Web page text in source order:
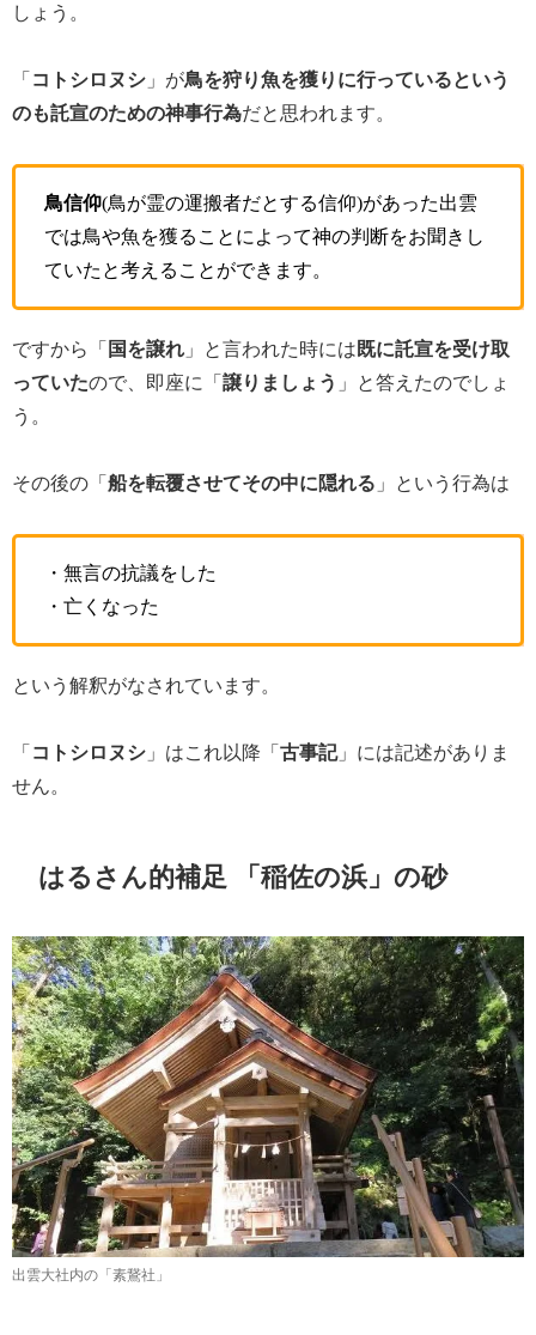
しょう。
「 コトシロヌシ 」が鳥を狩り魚を獲りに行っているという
のも託宣のための神事行為だと思われます。
鳥信仰(鳥が霊の運搬者だとする信仰)があった出雲
では鳥や魚を獲ることによって神の判断をお聞きし
ていたと考えることができます。
ですから「 国を譲れ 」と言われた時には 既に託宣を受け取
っていたので、即座に「 譲りましょう 」と答えたのでしょ
う。
その後の「 船を転覆させてその中に隠れる 」という行為は
・無言の抗議をした
・亡くなった
という解釈がなされています。
「 コトシロヌシ 」はこれ以降「 古事記」には記述がありま
せん。
はるさん的補足 「稲佐の浜」の砂
出雲大社内の「素鵞社」